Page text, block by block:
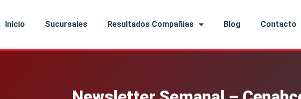
Inicio Sucursales Resultados Compañias Blog Contacto